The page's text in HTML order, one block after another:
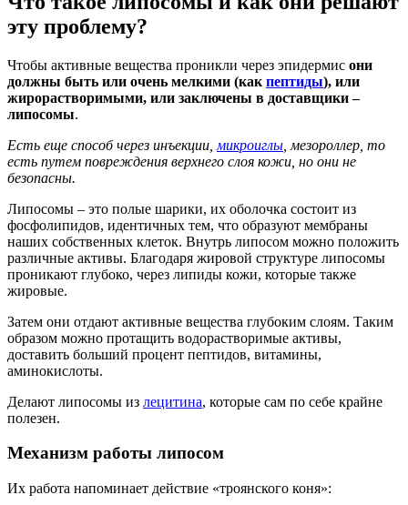
эту проблему?
Чтобы активные вещества проникли через эпидермис они
должны быть или очень мелкими (как пептиды), или
жирорастворимыми, или заключены в доставщики –
липосомы.
Есть еще способ через инъекции, микроиглы , мезороллер, то
есть путем повреждения верхнего слоя кожи, но они не
безопасны.
Липосомы – это полые шарики, их оболочка состоит из
фосфолипидов, идентичных тем, что образуют мембраны
наших собственных клеток. Внутрь липосом можно положить
различные активы. Благодаря жировой структуре липосомы
проникают глубоко, через липиды кожи, которые также
жировые.
Затем они отдают активные вещества глубоким слоям. Таким
образом можно протащить водорастворимые активы,
доставить больший процент пептидов, витамины,
аминокислоты.
Делают липосомы из лецитина, которые сам по себе крайне
полезен.
Механизм работы липосом
Их работа напоминает действие «троянского коня»: